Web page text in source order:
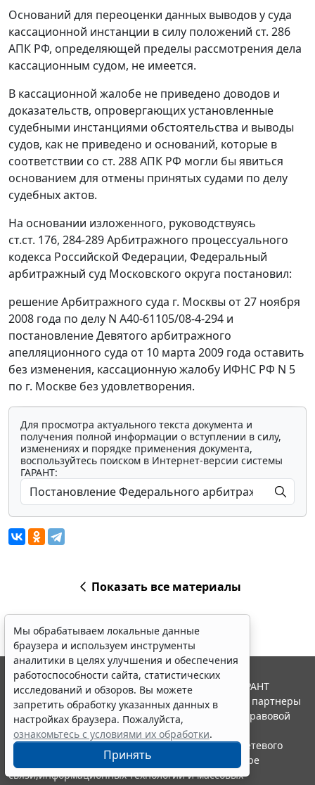
Оснований для переоценки данных выводов у суда
кассационной инстанции в силу положений ст. 286
АПК РФ, определяющей пределы рассмотрения дела
кассационным судом, не имеется.
В кассационной жалобе не приведено доводов и
доказательств, опровергающих установленные
судебными инстанциями обстоятельства и выводы
судов, как не приведено и оснований, которые в
соответствии со ст. 288АПК РФ могли бы явиться
основанием для отмены принятых судами по делу
судебных актов.
На основании изложенного, руководствуясь
ст.ст. 176, 284-289Арбитражного процессуального
кодекса Российской Федерации, Федеральный
арбитражный суд Московского округа постановил:
решение Арбитражного суда г. Москвы от 27 ноября
2008 года по делу N А40-61105/08-4-294 и
постановлениеДевятого арбитражного
апелляционного суда от 10 марта 2009 года оставить
без изменения, кассационную жалобу ИФНС РФ N 5
по г. Москве без удовлетворения.
Для просмотра актуального текста документа и
получения полной информации о вступлении в силу,
изменениях и порядке применения документа,
воспользуйтесь поиском в Интернет-версии системы
ГАРАНТ:
Показать все материалы
Мы обрабатываем локальные данные
браузера и используем инструменты
аналитики в целях улучшения и обеспечения
работоспособности сайта, статистических
исследований и обзоров. Вы можете
запретить обработку указанных данных в
настройках браузера. Пожалуйста,
ознакомьтесь с условиями их обработки.
Принять
© ООО "НПП "ГАРАНТ-СЕРВИС", 2026. Система ГАРАНТ
выпускается с 1990 года. Компания "Гарант" и ее партнеры
являются участниками Российской ассоциации правовой
информации ГАРАНТ.
Портал ГАРАНТ.РУ зарегистрирован в качестве сетевого
издания Федеральной службой по надзору в сфере
связи,информационных технологий и массовых